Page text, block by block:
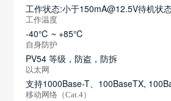
工作状态:小于150mA@12.5V待机状
工作温度
-40℃ ~ +85℃
自身防护
PV54 等级，防盗，防拆
以太网
支持1000Base-T、100BaseTX,
移动网络（Cat.4）